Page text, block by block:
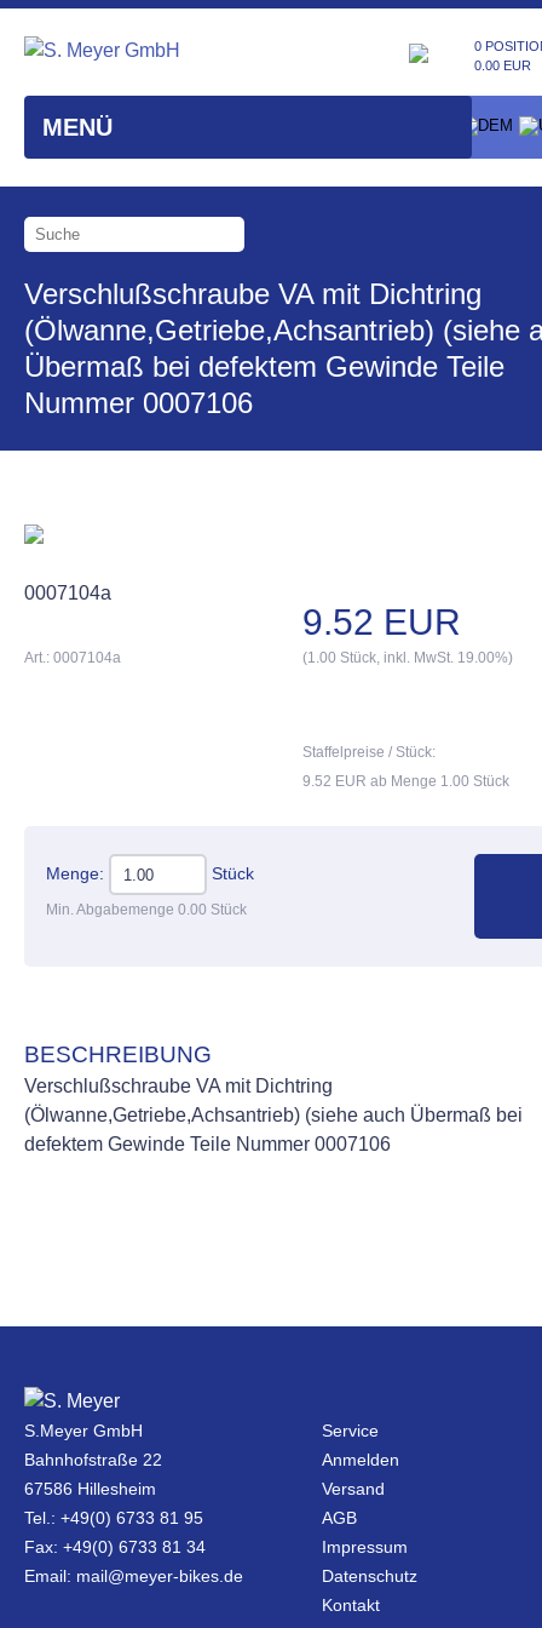
MENÜ
0
0.00 EUR
Verschlußschraube VA mit Dichtring
(Ölwanne,Getriebe,Achsantrieb) (siehe
Übermaß bei defektem Gewinde Teile
Nummer 0007106
0007104a
9.52 EUR
Art.: 0007104a (1.00 Stück, inkl. MwSt. 19.00%)
Staffelpreise / Stück:
9.52 EUR ab Menge 1.00 Stück
Menge: Stück
Min. Abgabemenge 0.00 Stück
BESCHREIBUNG
Verschlußschraube VA mit Dichtring
(Ölwanne,Getriebe,Achsantrieb) (siehe auch Übermaß bei
defektem Gewinde Teile Nummer 0007106
S.Meyer GmbH
Bahnhofstraße 22
67586 Hillesheim
Tel.: +49(0) 6733 81 95
Fax: +49(0) 6733 81 34
Email: mail@meyer-bikes.de
Service
Anmelden
Versand
AGB
Impressum
Datenschutz
Kontakt